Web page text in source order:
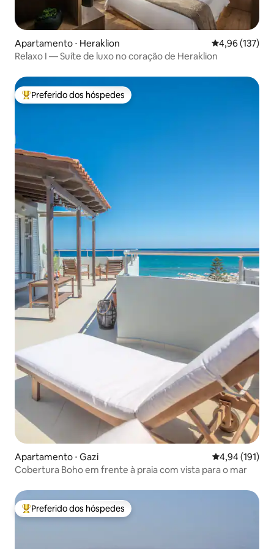
Apartamento ⋅ Heraklion 4,96 de uma
4,96 (137)
Relaxo I — Suíte de luxo no coração de Heraklion
Entre os melhores preferidos dos hóspedes
Preferido dos hóspedes
Apartamento ⋅ Gazi 4,94 de uma
4,94 (191)
Cobertura Boho em frente à praia com vista para o mar
Entre os melhores preferidos dos hóspedes
Preferido dos hóspedes